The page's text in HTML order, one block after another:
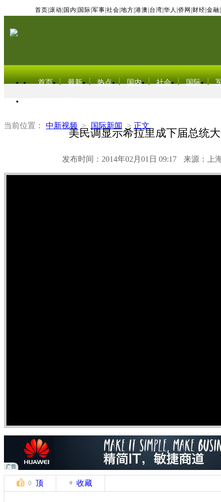
首页 滚动 国内 国际 军事 社会 地方 港澳 台湾 华人 侨网 财经 金融
首页 最新 热点 国内 社会 国际
当前位置： 中新视频 > 国际新闻 > 正文
美民调显示希拉里成下届总统
发布时间：2014年02月01日 09:17 来源：上
0 顶 收藏